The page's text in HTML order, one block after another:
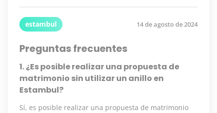
estambul 14 de agosto de 2024
Preguntas frecuentes
1. ¿Es posible realizar una propuesta de
matrimonio sin utilizar un anillo en
Estambul?
Sí, es posible realizar una propuesta de matrimonio